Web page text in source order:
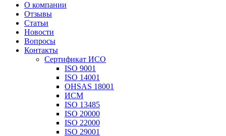
О компании
Отзывы
Статьи
Новости
Вопросы
Контакты
Сертификат ИСО
ISO 9001
ISO 14001
OHSAS 18001
ИСМ
ISO 13485
ISO 20000
ISO 22000
ISO 29001